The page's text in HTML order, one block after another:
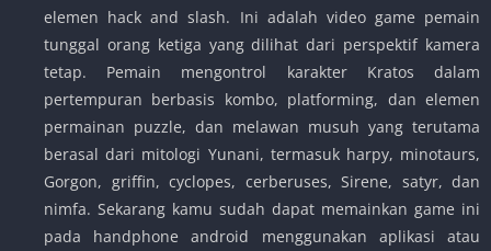
elemen hack and slash. Ini adalah video game pemain
tunggal orang ketiga yang dilihat dari perspektif kamera
tetap. Pemain mengontrol karakter Kratos dalam
pertempuran berbasis kombo, platforming, dan elemen
permainan puzzle, dan melawan musuh yang terutama
berasal dari mitologi Yunani, termasuk harpy, minotaurs,
Gorgon, griffin, cyclopes, cerberuses, Sirene, satyr, dan
nimfa. Sekarang kamu sudah dapat memainkan game ini
pada handphone android menggunakan aplikasi atau